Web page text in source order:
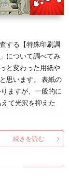
する【特殊印刷調
について調べてみ
と変わった用紙や
思います。 表紙の
ますが、一般的に
て光沢を抑えた
続きを読む